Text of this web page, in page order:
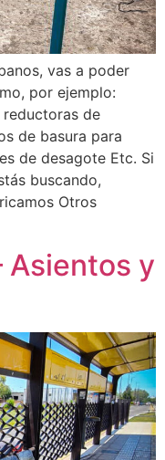
vas a poder
por ejemplo:
reductoras de
de basura para
de desagote Etc. Si
buscando,
Otros
Asientos y